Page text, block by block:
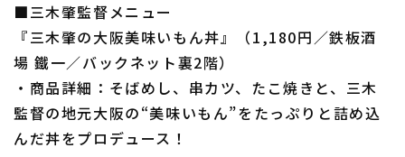
運営会社（別ウィンドウで開く）
特定商取引法の表示 アルバイト募集
■三木肇監督メニュー
『三木肇の大阪美味いもん丼』（1,180円／鉄板酒
場 鐵一／バックネット裏2階）
・商品詳細：そばめし、串カツ、たこ焼きと、三木
監督の地元大阪の“美味いもん”をたっぷりと詰め込
んだ丼をプロデュース！